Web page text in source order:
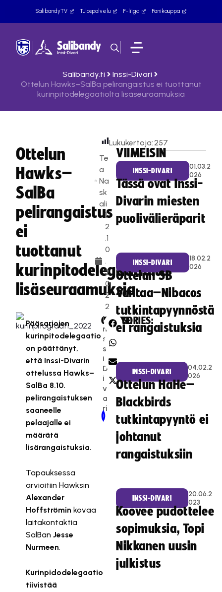
SalibandyTV Tulospalvelu F-liiga Fanikauppa
Salibandy.fi
Inssi-Divari
Ottelun Hawks–SalBa pelirangaistus ei tuottanut
kurinpitodelegaatiolta lisäseuraamuksia
Ottelun
Hawks–
SalBa
pelirangaistus
ei
tuottanut
kurinpitodelegaatiolta
lisäseuraamuksia
Te
a
Na
sk
ali
1
2
.1
0
.
2
0
2
2
Lukukertoja:257
Pääsarjojen
kurinpitodelegaatio
on päättänyt,
että Inssi-Divarin
ottelussa Hawks–
SalBa 8.10.
pelirangaistuksen
saaneelle
pelaajalle ei
määrätä
lisärangaistuksia.
Tapauksessa
arvioitiin Hawksin
Alexander
Hoffströmin kovaa
laitakontaktia
SalBan Jesse
Nurmeen.
Kurinpidodelegaatio
tiivistää
CATEGORIES:
I
n
s
s
i-
D
i
v
a
ri
SHARE:
Older Post
Newer Post
VIIMEISIN
INSSI-DIVARI
01.03.2
026
Tässä ovat Inssi-
Divarin miesten
puolivälieräparit
INSSI-DIVARI
18.02.2
026
Ottelun SB
Vantaa–Nibacos
tutkintapyynnöstä
ei rangaistuksia
INSSI-DIVARI
04.02.2
026
Ottelun HaHe–
Blackbirds
tutkintapyyntö ei
johtanut
rangaistuksiin
INSSI-DIVARI
20.06.2
023
Koovee pudottelee
sopimuksia, Topi
Nikkanen uusin
julkistus